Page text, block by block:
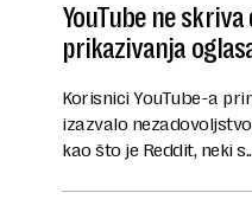
YouTube ne
prikazivanja
Korisnici YouTube-a
izazvalo
kao što je Reddit, neki